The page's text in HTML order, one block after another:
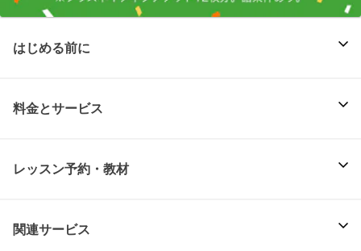
はじめる前に
料金とサービス
レッスン予約・教材
関連サービス